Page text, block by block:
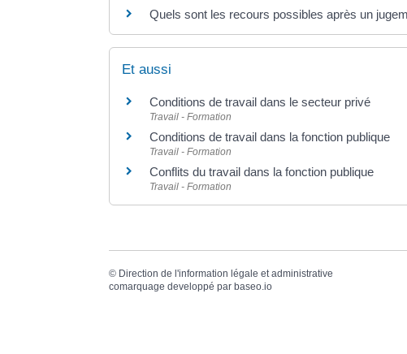
Quels sont les recours possibles après un
Et aussi
Conditions de travail dans le secteur privé
Travail - Formation
Conditions de travail dans la fonction publique
Travail - Formation
Conflits du travail dans la fonction publique
Travail - Formation
© Direction de l'information légale et administrative
comarquage developpé par baseo.io